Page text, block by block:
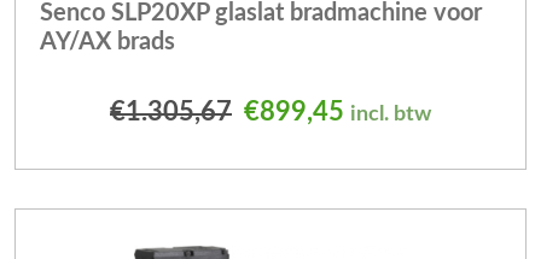
Senco SLP20XP glaslat bradmachine voor
AY/AX brads
€1.305,67 Oorspronkelijke prijs
€899,45 Huidige prijs is:
incl. btw